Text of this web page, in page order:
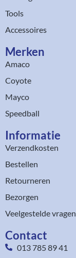
Tools
Accessoires
Merken
Amaco
Coyote
Mayco
Speedball
Informatie
Verzendkosten
Bestellen
Retourneren
Bezorgen
Veelgestelde vragen
Contact
013 785 89 41